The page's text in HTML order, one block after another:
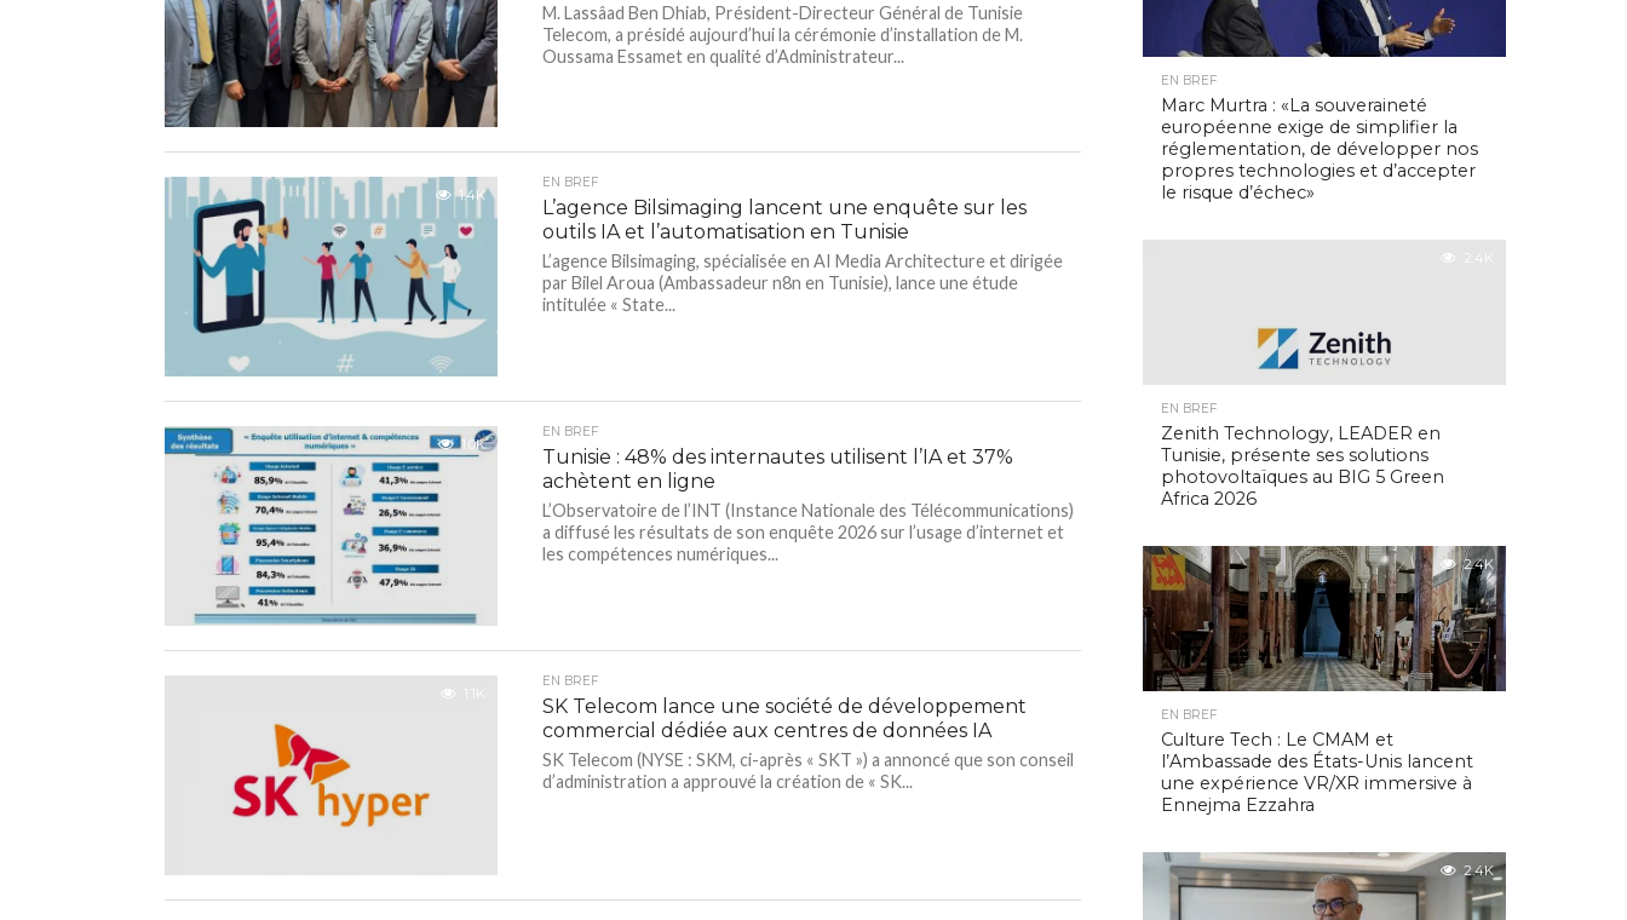
M. Lassâad Ben Dhiab, Président-Directeur Général de Tunisie
Telecom, a présidé aujourd’hui la cérémonie d’installation de M.
Oussama Essamet en qualité d’Administrateur...
1.4K
EN BREF
L’agence Bilsimaging lancent une enquête sur les
outils IA et l’automatisation en Tunisie
L’agence Bilsimaging, spécialisée en AI Media Architecture et dirigée
par Bilel Aroua (Ambassadeur n8n en Tunisie), lance une étude
intitulée « State...
1.0K
EN BREF
Tunisie : 48% des internautes utilisent l’IA et 37%
achètent en ligne
L’Observatoire de l’INT (Instance Nationale des Télécommunications)
a diffusé les résultats de son enquête 2026 sur l’usage d’internet et
les compétences numériques...
1.1K
EN BREF
SK Telecom lance une société de développement
commercial dédiée aux centres de données IA
SK Telecom (NYSE : SKM, ci-après « SKT ») a annoncé que son conseil
d’administration a approuvé la création de « SK...
EN BREF
Marc Murtra : «La souveraineté
européenne exige de simplifier la
réglementation, de développer nos
propres technologies et d’accepter
le risque d’échec»
2.4K
EN BREF
Zenith Technology, LEADER en
Tunisie, présente ses solutions
photovoltaïques au BIG 5 Green
Africa 2026
2.4K
EN BREF
Culture Tech : Le CMAM et
l’Ambassade des États-Unis lancent
une expérience VR/XR immersive à
Ennejma Ezzahra
2.4K